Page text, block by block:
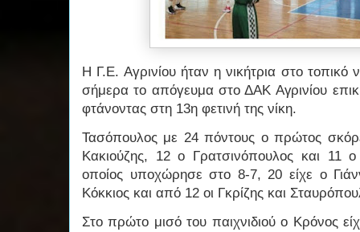
Η Γ.Ε. Αγρινίου ήταν η νικήτρια στο
σήμερα το απόγευμα στο ΔΑΚ Αγρινίου
φτάνοντας στη 13η φετινή της νίκη.
Τασόπουλος με 24 πόντους ο πρώτος
Κακιούζης, 12 ο Γρατσινόπουλος και
οποίος υποχώρησε στο 8-7, 20 είχε ο
Κόκκιος και από 12 οι Γκρίζης και
Στο πρώτο μισό του παιχνιδιού ο Κρόνος